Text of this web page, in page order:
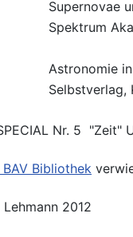
Supernovae
Spektrum
Astronomie
Selbstverlag,
Nr. 5 "Zeit"
Bibliothek
2012